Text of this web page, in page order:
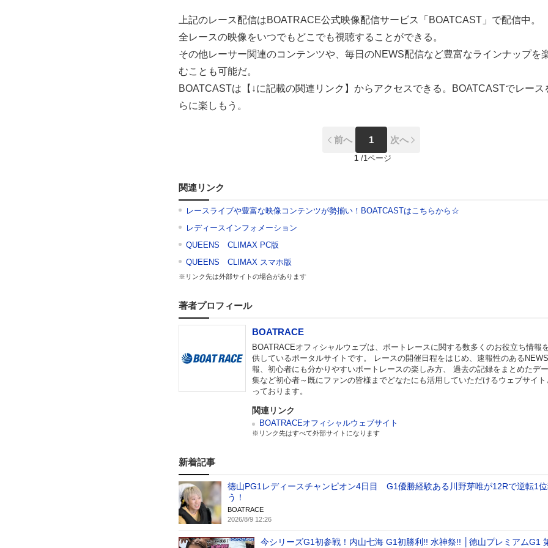
上記のレース配信はBOATRACE公式映像配信サービス「BOATCAST」で配信中。
全レースの映像をいつでもどこでも視聴することができる。
その他レーサー関連のコンテンツや、毎日のNEWS配信など豊富なラインナップを
むことも可能だ。
BOATCASTは【↓に記載の関連リンク】からアクセスできる。BOATCASTでレース
らに楽しもう。
前へ 1 次へ
1 /1ページ
関連リンク
レースライブや豊富な映像コンテンツが勢揃い！BOATCASTはこちらから☆
レディースインフォメーション
QUEENS CLIMAX PC版
QUEENS CLIMAX スマホ版
※リンク先は外部サイトの場合があります
著者プロフィール
BOATRACE
BOATRACEオフィシャルウェブは、ボートレースに関する数多くのお役立ち情報
供しているポータルサイトです。 レースの開催日程をはじめ、速報性のある
報、初心者にも分かりやすいボートレースの楽しみ方、 過去の記録をまとめたデ
集など初心者～既にファンの皆様までどなたにも活用していただけるウェブサイト
っております。
関連リンク
BOATRACEオフィシャルウェブサイト
※リンク先はすべて外部サイトになります
新着記事
徳山PG1レディースチャンピオン4日目 G1優勝経験ある川野芽唯が12Rで逆転1位
う！
BOATRACE
2026/8/9 12:26
今シリーズG1初参戦！内山七海 G1初勝利!! 水神祭!! │徳山プレミアムG1